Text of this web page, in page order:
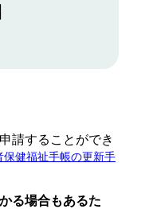
請することができ
保健福祉手帳の更新手
る場合もあるた